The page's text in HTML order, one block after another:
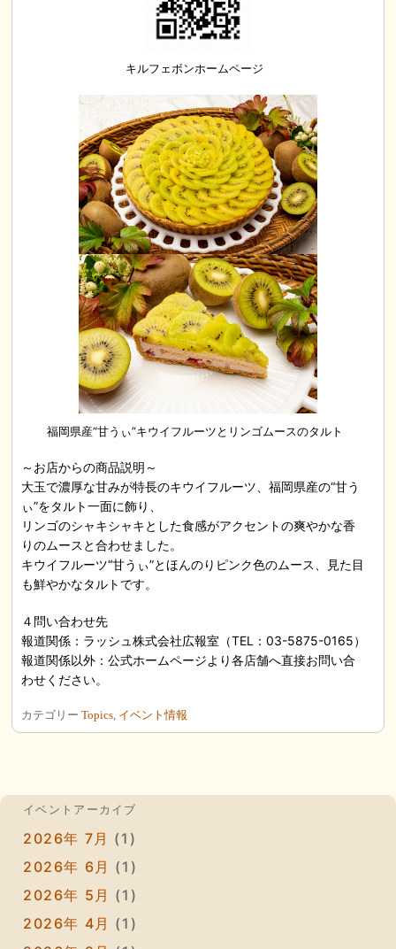
キルフェボンホームページ
福岡県産“甘うぃ”キウイフルーツとリンゴムースのタルト
～お店からの商品説明～
大玉で濃厚な甘みが特長のキウイフルーツ、福岡県産の“甘う
ぃ”をタルト一面に飾り、
リンゴのシャキシャキとした食感がアクセントの爽やかな香
りのムースと合わせました。
キウイフルーツ“甘うぃ”とほんのりピンク色のムース、見た目
も鮮やかなタルトです。
４問い合わせ先
報道関係：ラッシュ株式会社広報室（TEL：03-5875-0165）
報道関係以外：公式ホームページより各店舗へ直接お問い合
わせください。
カテゴリーTopics, イベント情報
イベントアーカイブ
2026年 7月 (1)
2026年 6月 (1)
2026年 5月 (1)
2026年 4月 (1)